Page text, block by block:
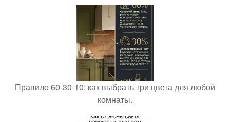
Правило 60-30-10: как выбрать три цвета для любой
комнаты.